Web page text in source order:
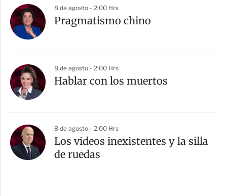
8 de agosto - 2:00 Hrs
Pragmatismo chino
8 de agosto - 2:00 Hrs
Hablar con los muertos
8 de agosto - 2:00 Hrs
Los videos inexistentes y la silla
de ruedas